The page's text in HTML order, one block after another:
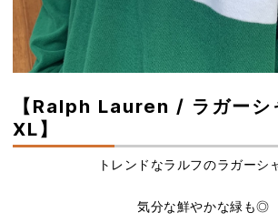
【Ralph Lauren / ラガーシ
XL】
トレンドなラルフのラガーシ
ㅤㅤㅤ気分な鮮やかな緑も◎ㅤㅤㅤ